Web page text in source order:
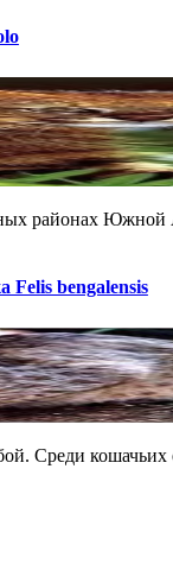
районах Южной
Felis bengalensis
Среди